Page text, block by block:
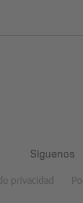
Siguenos
privacidad